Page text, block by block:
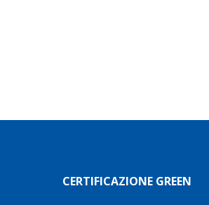
CERTIFICAZIONE GREEN